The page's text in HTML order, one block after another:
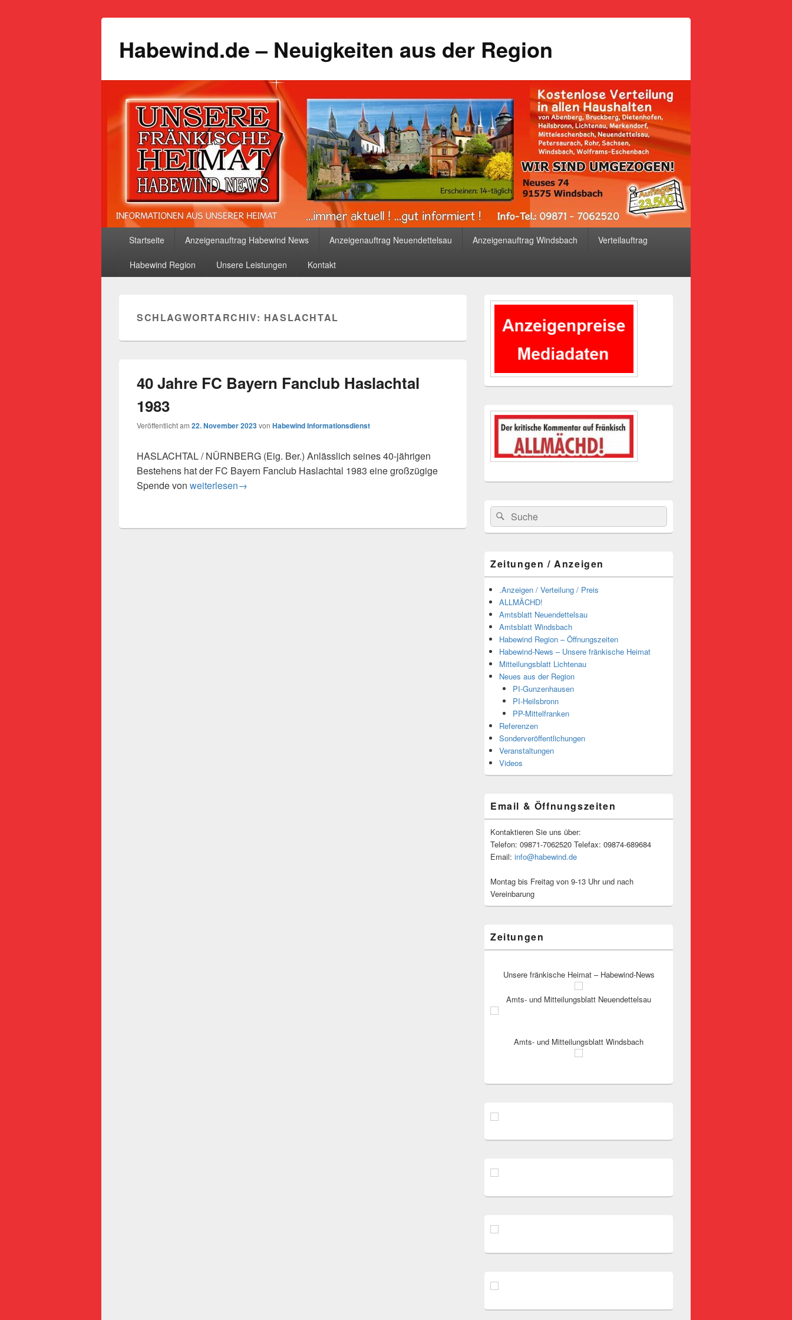
Habewind.de – Neuigkeiten aus der Region
Startseite Anzeigenauftrag Habewind News Anzeigenauftrag Neuendettelsau Anzeigenauftrag Windsbach Verteilauftrag
Habewind Region Unsere Leistungen Kontakt
SCHLAGWORTARCHIV: HASLACHTAL
40 Jahre FC Bayern Fanclub Haslachtal
1983
Veröffentlicht am 22. November 2023von Habewind Informationsdienst
HASLACHTAL / NÜRNBERG (Eig. Ber.) Anlässlich seines 40-jährigen
Bestehens hat der FC Bayern Fanclub Haslachtal 1983 eine großzügige
Spende von 40 Jahre FC Bayern Fanclub Haslachtal 1983
weiterlesen→
Primärer
Widgetbereich
Suchen
nach:
Suchen
Zeitungen / Anzeigen
.Anzeigen / Verteilung / Preis
ALLMÄCHD!
Amtsblatt Neuendettelsau
Amtsblatt Windsbach
Habewind Region – Öffnungszeiten
Habewind-News – Unsere fränkische Heimat
Mitteilungsblatt Lichtenau
Neues aus der Region
PI-Gunzenhausen
PI-Heilsbronn
PP-Mittelfranken
Referenzen
Sonderveröffentlichungen
Veranstaltungen
Videos
Email & Öffnungszeiten
Kontaktieren Sie uns über:
Telefon: 09871-7062520 Telefax: 09874-689684
Email: info@habewind.de
Montag bis Freitag von 9-13 Uhr und nach
Vereinbarung
Zeitungen
Unsere fränkische Heimat – Habewind-News
Amts- und Mitteilungsblatt Neuendettelsau
Amts- und Mitteilungsblatt Windsbach